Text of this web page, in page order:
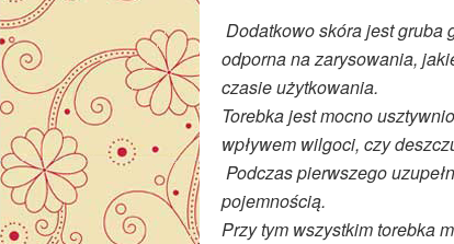
Dodatkowo skóra jest gruba
odporna na zarysowania,
czasie użytkowania.
Torebka jest mocno
wpływem wilgoci, czy
Podczas pierwszego
pojemnością.
Przy tym wszystkim torebka